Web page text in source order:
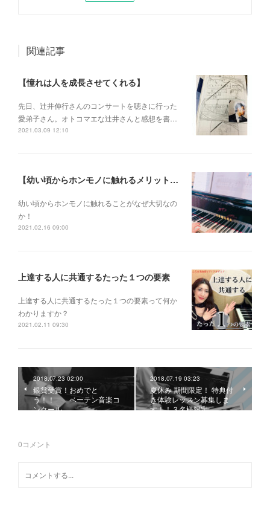
関連記事
【憧れは人を成長させてくれる】
先日、辻井伸行さんのコンサートを 聴きに行った
愛弟子さん。 オトコマエな辻井さんと 感想を書…
2021.03.09 12:10
【幼い頃からホンモノに触れるメリットとは？】
幼い頃からホンモノに 触れることがなぜ大切なの
か！
2021.02.16 09:00
上達する人に共通するたった１つの要素
上達する人に共通するたった１つの要素って何か
わかりますか？
2021.02.11 09:30
2018.07.23 02:00
銀賞受賞！おめでと
う！！ ベーテン音楽コ
ンクール
2018.07.19 03:23
夏休み 期間限定！ 特典付
き体験レッスン募集しま
す！！３名様限定
0コメント